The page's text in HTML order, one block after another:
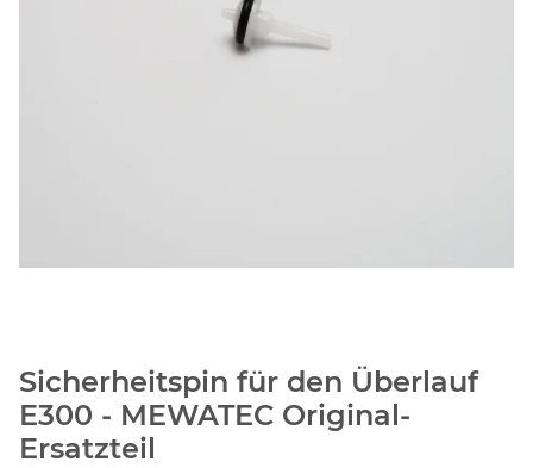
Sicherheitspin für den Überlauf
E300 - MEWATEC Original-
Ersatzteil